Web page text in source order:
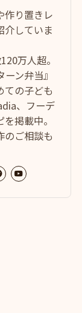
作り置きレ
介していま
万人超。
ン弁当』
ての子ども
、フーデ
掲載中。
のご相談も